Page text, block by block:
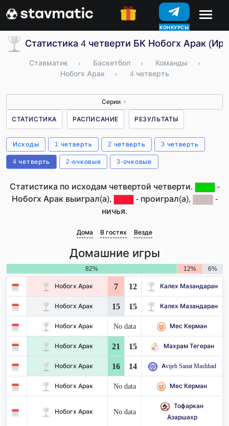
КОНКУРСЫ
Статистика 4 четверти БК Нобогх Арак
Ставматик › Баскетбол › Команды
›
Нобогх Арак
› 4 четверть
Серии ▼
СТАТИСТИКА РАСПИСАНИЕ РЕЗУЛЬТАТЫ
Исходы 1 четверть 2 четверть 3 четверть
4 четверть 2-очковые 3-очковые
Статистика по исходам четвертой четверти.
-
Нобогх Арак выиграл(а),
- проиграл(а),
-
ничья.
Дома В гостях Везде
Домашние игры
82% 12% 6%
Нобогх Арак 7 12 Калех Мазандаран
Нобогх Арак 15 15 Калех Мазандаран
Нобогх Арак No data Мес Керман
Нобогх Арак 21 15 Махрам Тегеран
Нобогх Арак 16 14 Avijeh Sanat Mashhad
Нобогх Арак No data Мес Керман
Нобогх Арак No data
Тофаркан
Азаршахр